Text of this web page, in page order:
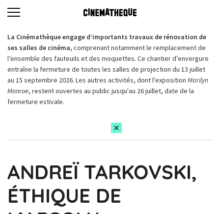
La Cinémathèque engage d’importants travaux de rénovation de
ses salles de cinéma, comprenant notamment le remplacement de
l’ensemble des fauteuils et des moquettes. Ce chantier d’envergure
entraîne la fermeture de toutes les salles de projection du 13 juillet
au 15 septembre 2026. Les autres activités, dont l'exposition Marilyn
Monroe, restent ouvertes au public jusqu'au 26 juillet, date de la
fermeture estivale.
ANDREÏ TARKOVSKI,
ÉTHIQUE DE